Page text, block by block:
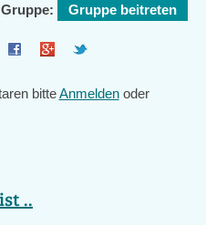
Gruppe: Gruppe beitreten
bitteAnmeldenoder
..